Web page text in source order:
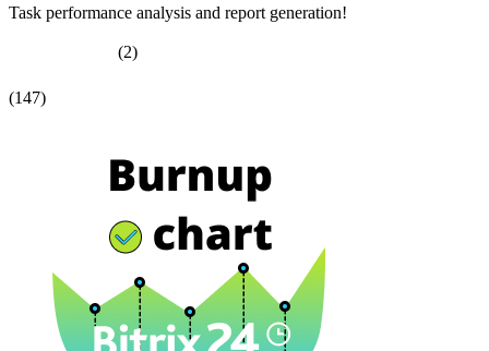
Task performance analysis and report generation!
(2)
(147)